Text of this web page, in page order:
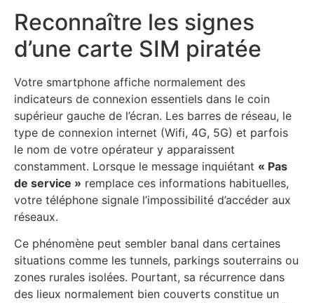
Reconnaître les signes
d’une carte SIM piratée
Votre smartphone affiche normalement des
indicateurs de connexion essentiels dans le coin
supérieur gauche de l’écran. Les barres de réseau, le
type de connexion internet (Wifi, 4G, 5G) et parfois
le nom de votre opérateur y apparaissent
constamment. Lorsque le message inquiétant « Pas
de service » remplace ces informations habituelles,
votre téléphone signale l’impossibilité d’accéder aux
réseaux.
Ce phénomène peut sembler banal dans certaines
situations comme les tunnels, parkings souterrains ou
zones rurales isolées. Pourtant, sa récurrence dans
des lieux normalement bien couverts constitue un